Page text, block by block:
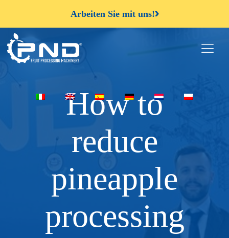
Arbeiten Sie mit uns!
How to
reduce
pineapple
processing